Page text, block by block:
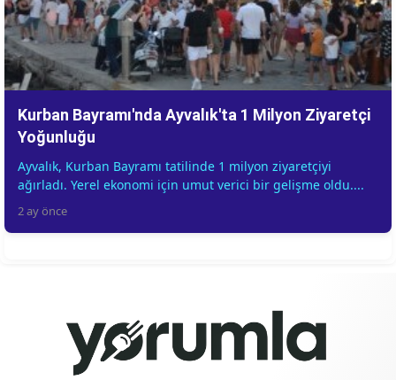
Kurban Bayramı'nda Ayvalık'ta 1 Milyon Ziyaretçi
Yoğunluğu
Ayvalık, Kurban Bayramı tatilinde 1 milyon ziyaretçiyi
ağırladı. Yerel ekonomi için umut verici bir gelişme oldu....
2 ay önce